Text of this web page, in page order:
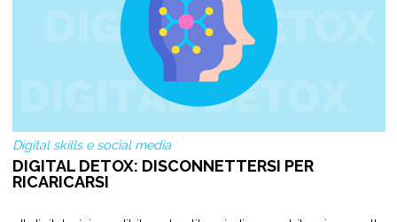
Digital skills e social media
DIGITAL DETOX: DISCONNETTERSI PER
RICARICARSI